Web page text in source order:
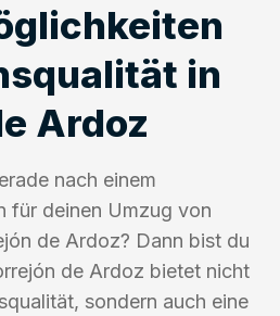
in
Ardoz
nach einem
für deinen Umzug von
de Ardoz? Dann bist du
de Ardoz bietet nicht
sondern auch eine